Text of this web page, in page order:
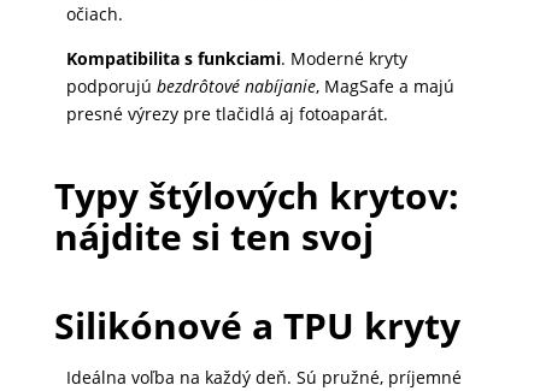
AUDIO-
SPOTREBIČE
očiach.
Kompatibilita s funkciami. Moderné kryty
podporujú bezdrôtové nabíjanie, MagSafe a majú
presné výrezy pre tlačidlá aj fotoaparát.
Typy štýlových krytov:
nájdite si ten svoj
Silikónové a TPU kryty
Ideálna voľba na každý deň. Sú pružné, príjemné